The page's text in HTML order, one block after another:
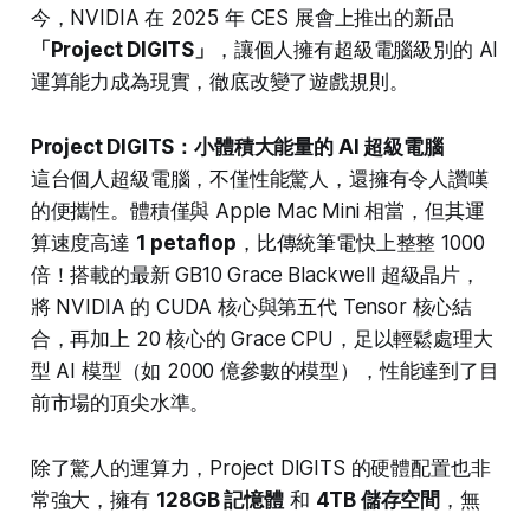
今，NVIDIA 在 2025 年 CES 展會上推出的新品
「Project DIGITS」
，讓個人擁有超級電腦級別的 AI
運算能力成為現實，徹底改變了遊戲規則。
Project DIGITS：小體積大能量的 AI 超級電腦
這台個人超級電腦，不僅性能驚人，還擁有令人讚嘆
的便攜性。體積僅與 Apple Mac Mini 相當，但其運
算速度高達 1 petaflop ，比傳統筆電快上整整 1000
倍！搭載的最新 GB10 Grace Blackwell 超級晶片，
將 NVIDIA 的 CUDA 核心與第五代 Tensor 核心結
合，再加上 20 核心的 Grace CPU，足以輕鬆處理大
型 AI 模型（如 2000 億參數的模型），性能達到了目
前市場的頂尖水準。
除了驚人的運算力，Project DIGITS 的硬體配置也非
常強大，擁有 128GB 記憶體 和 4TB 儲存空間 ，無